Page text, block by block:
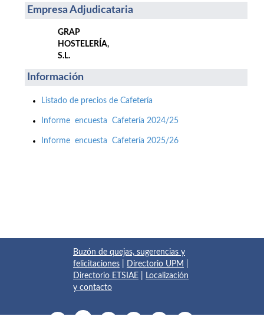
Empresa Adjudicataria
GRAP
HOSTELERÍA,
S.L.
Información
Listado de precios de Cafetería
Informe encuesta Cafetería 2024/25
Informe encuesta Cafetería 2025/26
Buzón de quejas, sugerencias y
felicitaciones
Directorio UPM
Directorio ETSIAE
Localización
y contacto